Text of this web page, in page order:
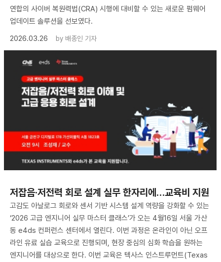
연합의 사이버 복원력법(CRA) 시행에 대비할 수 있는 새로운 펌웨어
업데이트 솔루션을 선보였다.
2026.03.26
by 배종인 기자
저잡음·저전력 회로 설계 실무 한자리에…교육비 지원
고감도 아날로그 회로와 센서 기반 시스템 설계 역량을 강화할 수 있는
‘2026 고급 엔지니어 실무 마스터 클래스’가 오는 4월16일 서울 가산
동 e4ds 컨퍼런스 센터에서 열린다. 이번 과정은 온라인이 아닌 오프
라인 유료 실습 교육으로 진행되며, 현장 중심의 심화 학습을 원하는
엔지니어를 대상으로 한다. 이번 교육은 텍사스 인스트루먼트(Texas